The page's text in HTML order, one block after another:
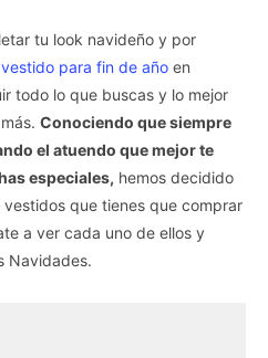
tu look navideño y por
para fin de año en
todo lo que buscas y lo mejor
Conociendo que siempre
el atuendo que mejor te
especiales, hemos decidido
que tienes que comprar
a ver cada uno de ellos y
Navidades.